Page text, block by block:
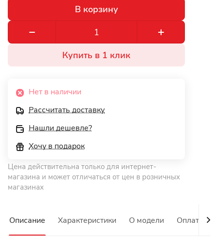
В корзину
Купить в 1 клик
Нет в наличии
Рассчитать доставку
Нашли дешевле?
Хочу в подарок
Цена действительна только для интернет-
магазина и может отличаться от цен в розничных
магазинах
Описание Характеристики О модели Оплата